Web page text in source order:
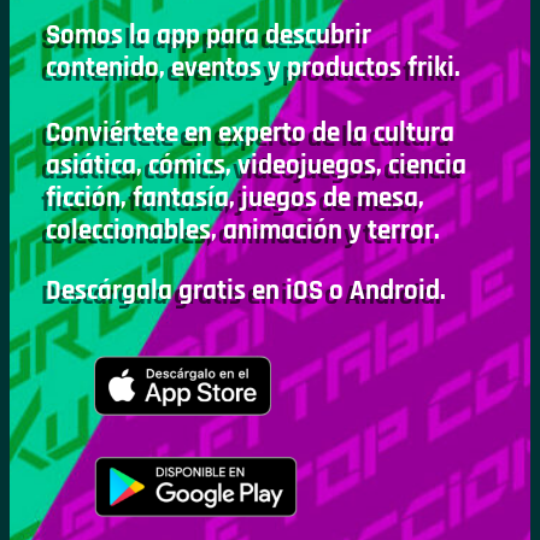
Somos la app para descubrir
contenido, eventos y productos friki.
Conviértete en experto de la cultura
asiática, cómics, videojuegos, ciencia
ficción, fantasía, juegos de mesa,
coleccionables, animación y terror.
Descárgala gratis en iOS o Android.